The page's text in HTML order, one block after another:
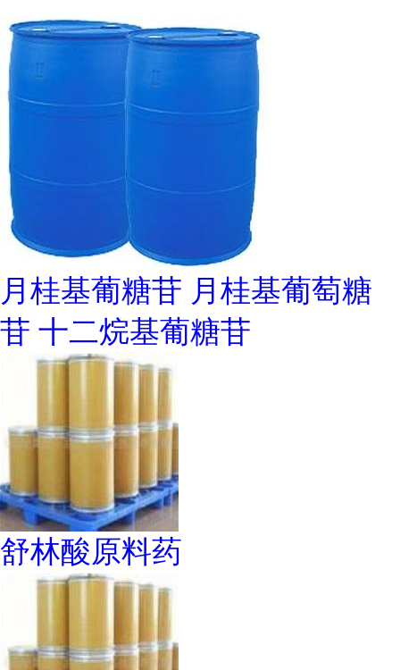
月桂基葡糖苷 月桂基葡萄糖
苷 十二烷基葡糖苷
舒林酸原料药